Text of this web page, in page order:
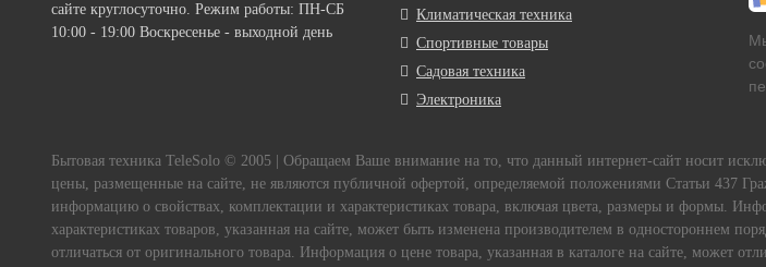
сайте круглосуточно. Режим работы: ПН-СБ
10:00 - 19:00 Воскресенье - выходной день
Климатическая техника
Спортивные товары
Садовая техника
Электроника
Бытовая техника TeleSolo © 2005 | Обращаем Ваше внимание на то, что данный интернет-сайт носит
цены, размещенные на сайте, не являются публичной офертой, определяемой положениями Статьи 437
информацию о свойствах, комплектации и характеристиках товара, включая цвета, размеры и формы.
характеристиках товаров, указанная на сайте, может быть изменена производителем в одностороннем
отличаться от оригинального товара. Информация о цене товара, указанная в каталоге на сайте, может